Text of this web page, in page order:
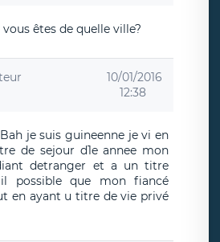
êtes de quelle ville?
10/01/2016
12:38
je suis guineenne je vi en
de sejour d1e annee mon
detranger et a un titre
possible que mon fiancé
en ayant u titre de vie privé